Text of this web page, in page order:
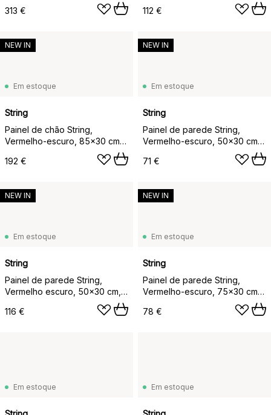
313 €
112 €
Em estoque
String
Painel de chão String,
Vermelho-escuro, 85x30 cm,
192 €
NEW IN
Em estoque
String
Painel de parede String,
Vermelho-escuro, 50x30 cm,
71 €
NEW IN
Em estoque
String
Painel de parede String,
Vermelho escuro, 50x30 cm,
116 €
NEW IN
Em estoque
String
Painel de parede String,
Vermelho-escuro, 75x30 cm,
78 €
NEW IN
Em estoque Em estoque